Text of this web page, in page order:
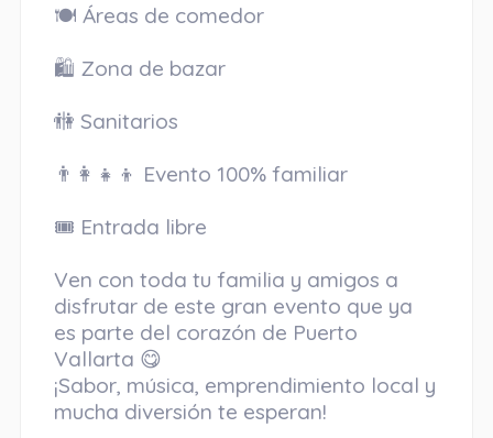
🍽️ Áreas de comedor
🛍️ Zona de bazar
🚻 Sanitarios
👨‍👩‍👧‍👦 Evento 100% familiar
🎟️ Entrada libre
Ven con toda tu familia y amigos a
disfrutar de este gran evento que ya
es parte del corazón de Puerto
Vallarta 😋
¡Sabor, música, emprendimiento local y